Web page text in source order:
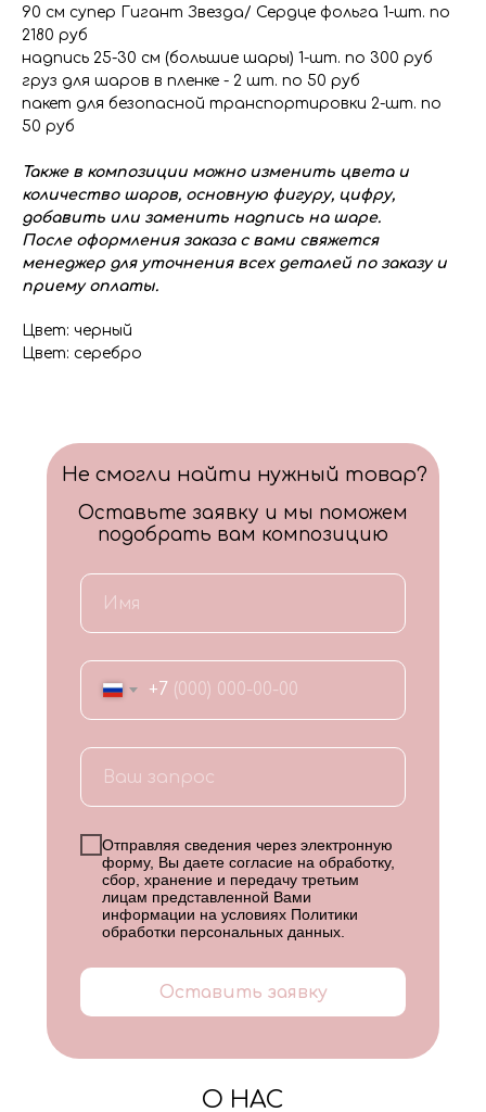
90 см супер Гигант Звезда/ Сердце фольга 1-шт. по
2180 руб
надпись 25-30 см (большие шары) 1-шт. по 300 руб
груз для шаров в пленке - 2 шт. по 50 руб
пакет для безопасной транспортировки 2-шт. по
50 руб
Также в композиции можно изменить цвета и
количество шаров, основную фигуру, цифру,
добавить или заменить надпись на шаре.
После оформления заказа с вами свяжется
менеджер для уточнения всех деталей по заказу и
приему оплаты.
Цвет: черный
Цвет: серебро
+7
Отправляя сведения через электронную
форму, Вы даете согласие на обработку,
сбор, хранение и передачу третьим
лицам представленной Вами
информации на условиях Политики
обработки персональных данных
Оставить заявку
Не смогли найти нужный товар?
Оставьте заявку и мы поможем
подобрать вам композицию
О НАС